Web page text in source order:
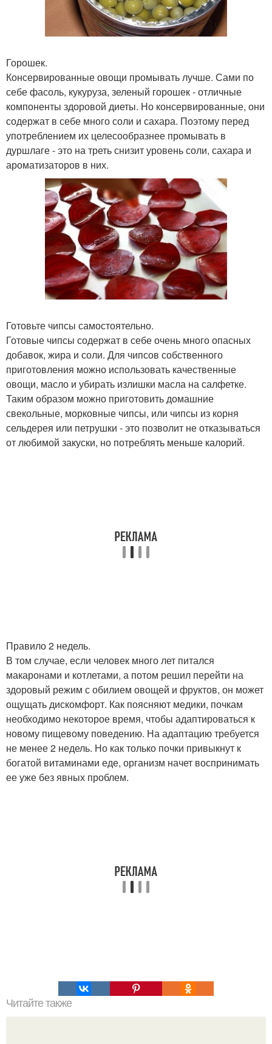
Горошек.
Консервированные овощи промывать лучше. Сами по
себе фасоль, кукуруза, зеленый горошек - отличные
компоненты здоровой диеты. Но консервированные, они
содержат в себе много соли и сахара. Поэтому перед
употреблением их целесообразнее промывать в
дуршлаге - это на треть снизит уровень соли, сахара и
ароматизаторов в них.
Готовьте чипсы самостоятельно.
Готовые чипсы содержат в себе очень много опасных
добавок, жира и соли. Для чипсов собственного
приготовления можно использовать качественные
овощи, масло и убирать излишки масла на салфетке.
Таким образом можно приготовить домашние
свекольные, морковные чипсы, или чипсы из корня
сельдерея или петрушки - это позволит не отказываться
от любимой закуски, но потреблять меньше калорий.
Правило 2 недель.
В том случае, если человек много лет питался
макаронами и котлетами, а потом решил перейти на
здоровый режим с обилием овощей и фруктов, он может
ощущать дискомфорт. Как поясняют медики, почкам
необходимо некоторое время, чтобы адаптироваться к
новому пищевому поведению. На адаптацию требуется
не менее 2 недель. Но как только почки привыкнут к
богатой витаминами еде, организм начет воспринимать
ее уже без явных проблем.
Читайте также